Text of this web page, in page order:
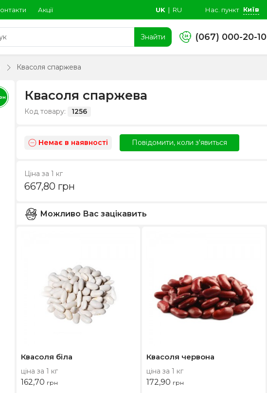
Акції UK ∣ RU Нас. пункт Київ
Знайти (067) 000-20-10
Квасоля спаржева
Квасоля спаржева
Код товару: 1256
Немає в наявності Повідомити, коли з'явиться
Ціна за 1 кг
667,80 грн
Можливо Вас зацікавить
Квасоля біла
ціна за 1 кг
162,70 грн
Квасоля червона
ціна за 1 кг
172,90 грн